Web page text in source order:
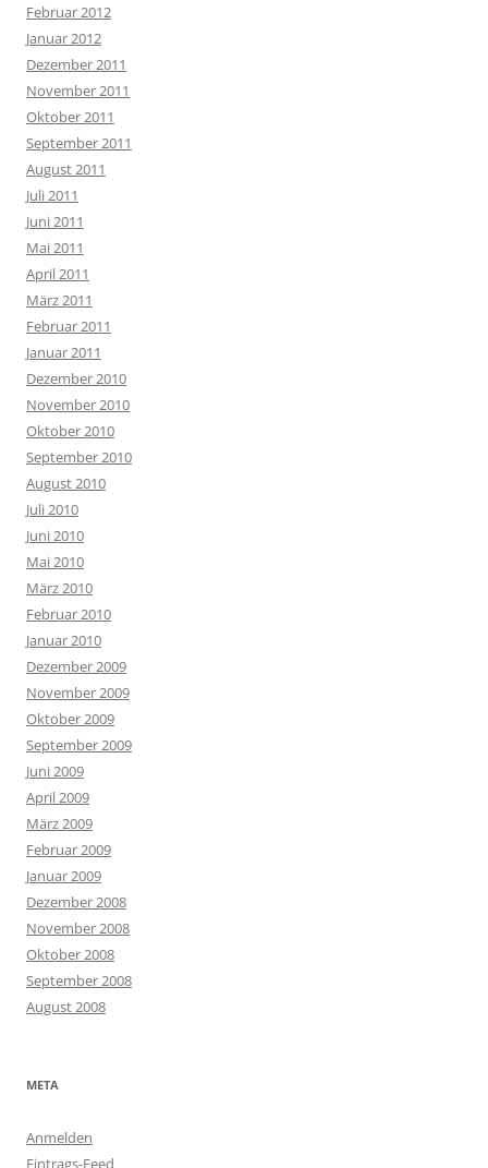
Februar 2012
Januar 2012
Dezember 2011
November 2011
Oktober 2011
September 2011
August 2011
Juli 2011
Juni 2011
Mai 2011
April 2011
März 2011
Februar 2011
Januar 2011
Dezember 2010
November 2010
Oktober 2010
September 2010
August 2010
Juli 2010
Juni 2010
Mai 2010
März 2010
Februar 2010
Januar 2010
Dezember 2009
November 2009
Oktober 2009
September 2009
Juni 2009
April 2009
März 2009
Februar 2009
Januar 2009
Dezember 2008
November 2008
Oktober 2008
September 2008
August 2008
META
Anmelden
Eintrags-Feed